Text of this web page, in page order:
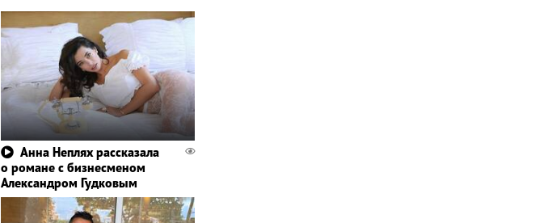
Анна Неплях рассказала
о романе с бизнесменом
Александром Гудковым